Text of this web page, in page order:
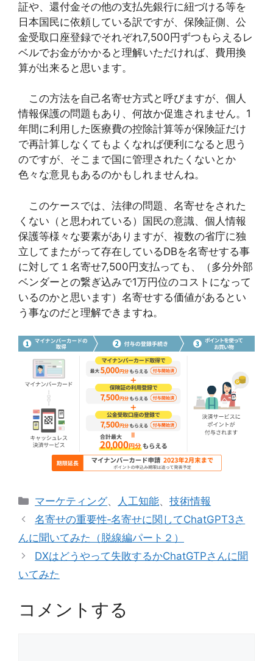
証や、還付金その他の支払先銀行に紐づける等を
日本国民に依頼している訳ですが、保険証側、公
金受取口座登録でそれぞれ7,500円ずつもらえるレ
ベルでお金がかかると理解いただければ、費用換
算が出来ると思います。
この方法を自己名寄せ方式と呼びますが、個人
情報保護の問題もあり、何故か促進されません。1
年間に利用した医療費の控除計算等が保険証だけ
で再計算しなくてもよくなれば便利になると思う
のですが、そこまで国に管理されたくないとか
色々な意見もあるのかもしれませんね。
このケースでは、法律の問題、名寄せをされた
くない（と思われている）国民の意識、個人情報
保護等様々な要素がありますが、複数の省庁に独
立してまたがって存在しているDBを名寄せする事
に対して１名寄せ7,500円支払っても、（多分外部
ベンダーとの繋ぎ込みで1万円位のコストになって
いるのかと思います）名寄せする価値があるとい
う事なのだと理解できますね。
カ
テ
リ
ー
マーケティング、 人工知能、技術情報
名寄せの重要性‐名寄せに関してChatGPT3さ
んに聞いてみた（脱線編パート２）
DXはどうやって失敗するかChatGTPさんに聞
いてみた
コメントする